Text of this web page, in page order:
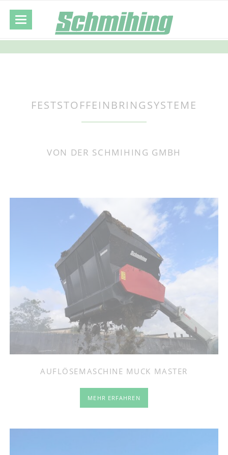
FESTSTOFFEINBRINGSYSTEME
VON DER SCHMIHING GMBH
AUFLÖSEMASCHINE MUCK MASTER
MEHR ERFAHREN